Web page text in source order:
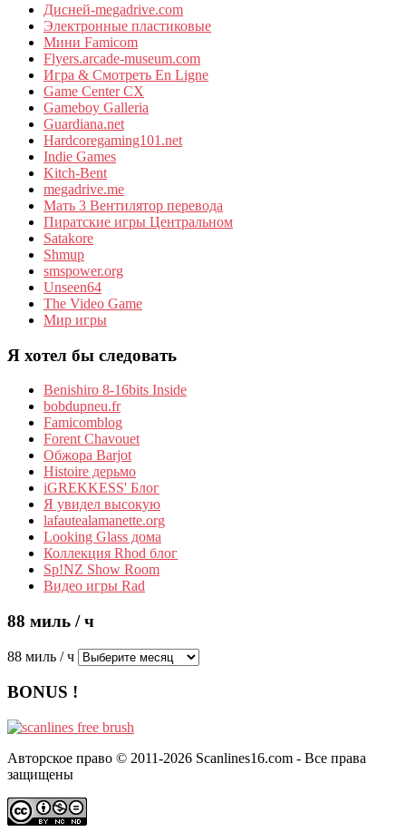
Дисней-megadrive.com
Электронные пластиковые
Мини Famicom
Flyers.arcade-museum.com
Игра & Смотреть En Ligne
Game Center CX
Gameboy Galleria
Guardiana.net
Hardcoregaming101.net
Indie Games
Kitch-Bent
megadrive.me
Мать 3 Вентилятор перевода
Пиратские игры Центральном
Satakore
Shmup
smspower.org
Unseen64
The Video Game
Мир игры
Я хотел бы следовать
Benishiro 8-16bits Inside
bobdupneu.fr
Famicomblog
Forent Chavouet
Обжора Barjot
Histoire дерьмо
iGREKKESS' Блог
Я увидел высокую
lafautealamanette.org
Looking Glass дома
Коллекция Rhod блог
Sp!NZ Show Room
Видео игры Rad
88 миль / ч
88 миль / ч
BONUS !
Авторское право © 2011-2026 Scanlines16.com - Все права
защищены